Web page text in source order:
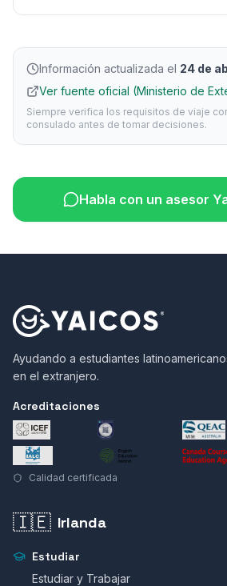
Información actualizada el 24 de
Ver fuente oficial (Ministerio de
Siempre verifica los requisitos de viaje
consulado antes de tomar decisiones.
Habla con un asesor
Ayudando a estudiantes
en el extranjero.
Acreditaciones
Calidad certificada
🇮🇪 Irlanda
Estudiar
Estudiar y Trabajar